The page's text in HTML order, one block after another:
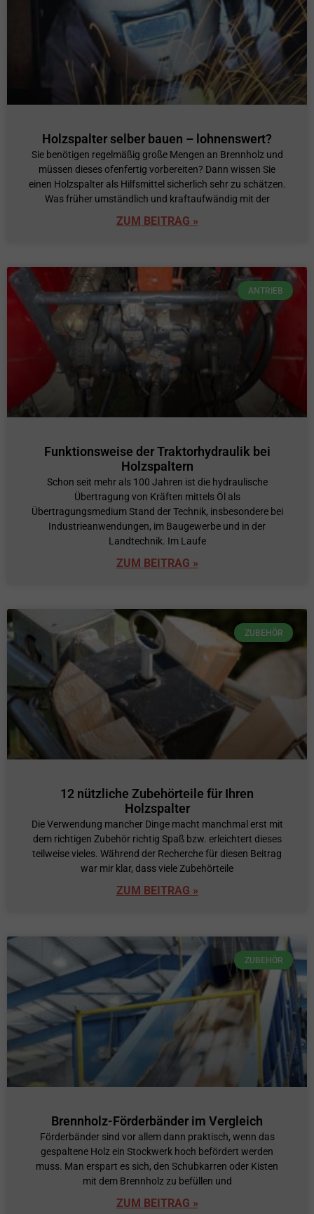
Holzspalter selber bauen – lohnenswert?
Sie benötigen regelmäßig große Mengen an Brennholz und
müssen dieses ofenfertig vorbereiten? Dann wissen Sie
einen Holzspalter als Hilfsmittel sicherlich sehr zu schätzen.
Was früher umständlich und kraftaufwändig mit der
ZUM BEITRAG »
ANTRIEB
Funktionsweise der Traktorhydraulik bei
Holzspaltern
Schon seit mehr als 100 Jahren ist die hydraulische
Übertragung von Kräften mittels Öl als
Übertragungsmedium Stand der Technik, insbesondere bei
Industrieanwendungen, im Baugewerbe und in der
Landtechnik. Im Laufe
ZUM BEITRAG »
ZUBEHÖR
12 nützliche Zubehörteile für Ihren
Holzspalter
Die Verwendung mancher Dinge macht manchmal erst mit
dem richtigen Zubehör richtig Spaß bzw. erleichtert dieses
teilweise vieles. Während der Recherche für diesen Beitrag
war mir klar, dass viele Zubehörteile
ZUM BEITRAG »
ZUBEHÖR
Brennholz-Förderbänder im Vergleich
Förderbänder sind vor allem dann praktisch, wenn das
gespaltene Holz ein Stockwerk hoch befördert werden
muss. Man erspart es sich, den Schubkarren oder Kisten
mit dem Brennholz zu befüllen und
ZUM BEITRAG »